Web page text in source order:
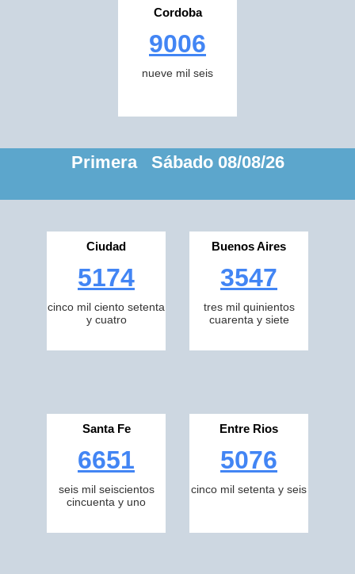
Cordoba
9006
nueve mil seis
Primera Sábado 08/08/26
Ciudad
5174
cinco mil ciento setenta
y cuatro
Buenos Aires
3547
tres mil quinientos
cuarenta y siete
Santa Fe
6651
seis mil seiscientos
cincuenta y uno
Entre Rios
5076
cinco mil setenta y seis